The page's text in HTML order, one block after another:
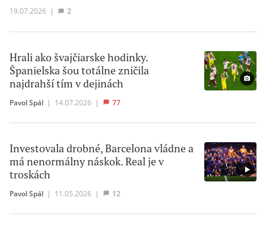
19.07.2026 | 2
Hrali ako švajčiarske hodinky.
Španielska šou totálne zničila
najdrahší tím v dejinách
Pavol Spál | 14.07.2026 | 77
Investovala drobné, Barcelona vládne a
má nenormálny náskok. Real je v
troskách
Pavol Spál | 11.05.2026 | 12